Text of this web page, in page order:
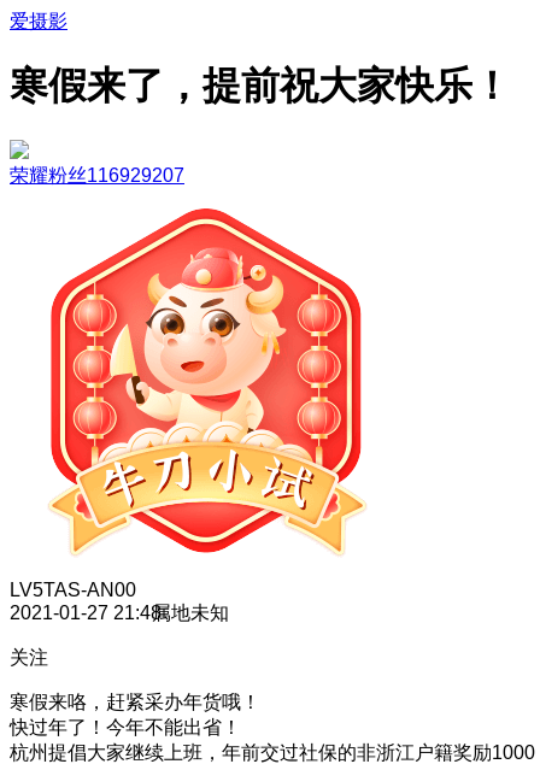
爱摄影
寒假来了，提前祝大家快乐！
荣耀粉丝116929207
LV5TAS-AN00
2021-01-27 21:48属地未知
关注
寒假来咯，赶紧采办年货哦！
快过年了！今年不能出省！
杭州提倡大家继续上班，年前交过社保的非浙江户籍奖励1000